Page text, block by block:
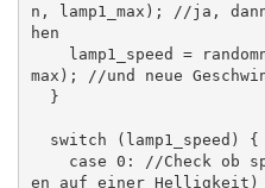
n, lamp1_max); //ja,
hen
max); //und neue
en auf einer Helligkeit)